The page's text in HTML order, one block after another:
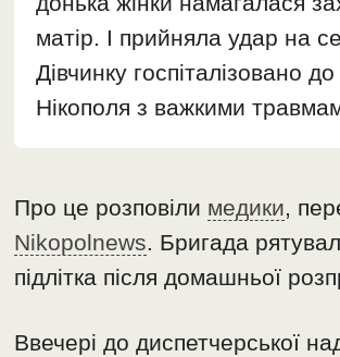
матір. І прийняла удар на
Дівчинку госпіталізовано до
Нікополя з важкими
Про це розповіли медики,
Nikopolnews. Бригада
підлітка після домашньої
​Ввечері до диспетчерської